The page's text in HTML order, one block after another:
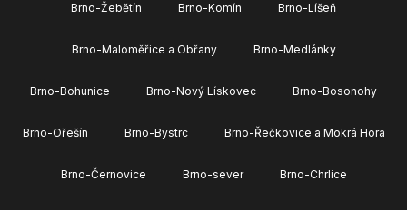
Brno-Žebětín Brno-Komín Brno-Líšeň
Brno-Maloměřice a Obřany Brno-Medlánky
Brno-Bohunice Brno-Nový Lískovec Brno-Bosonohy
Brno-Ořešín Brno-Bystrc Brno-Řečkovice a Mokrá Hora
Brno-Černovice Brno-sever Brno-Chrlice